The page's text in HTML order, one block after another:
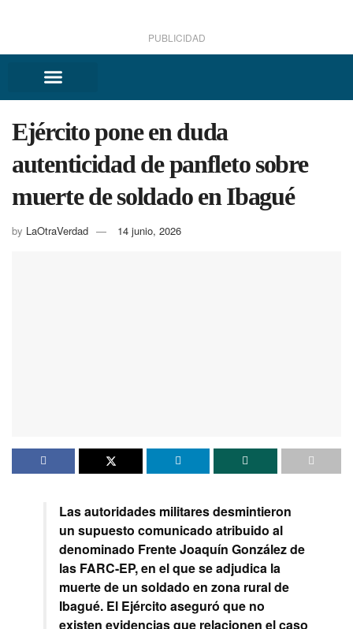
PUBLICIDAD
Ejército pone en duda
autenticidad de panfleto sobre
muerte de soldado en Ibagué
by LaOtraVerdad 14 junio, 2026
Las autoridades militares desmintieron
un supuesto comunicado atribuido al
denominado Frente Joaquín González de
las FARC-EP, en el que se adjudica la
muerte de un soldado en zona rural de
Ibagué. El Ejército aseguró que no
existen evidencias que relacionen el caso